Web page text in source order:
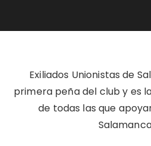
Exiliados Unionistas de
primera peña del club y es
de todas las que